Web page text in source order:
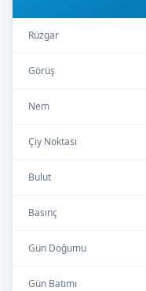
Rüzgar
Görüş
Nem
Çiy Noktası
Bulut
Basınç
Gün Doğumu
Gün Batımı